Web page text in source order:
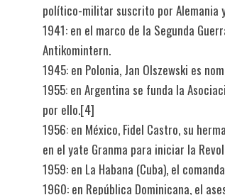
político-militar suscrito por Alemania
1941: en el marco de la Segunda
Antikomintern.
1945: en Polonia, Jan Olszewski es
1955: en Argentina se funda la
por ello.[4]​
1956: en México, Fidel Castro, su
en el yate Granma para iniciar la
1959: en La Habana (Cuba), el
1960: en República Dominicana, el